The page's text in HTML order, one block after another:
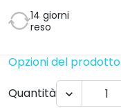
14 giorni
reso
Opzioni del prodotto
Quantità
